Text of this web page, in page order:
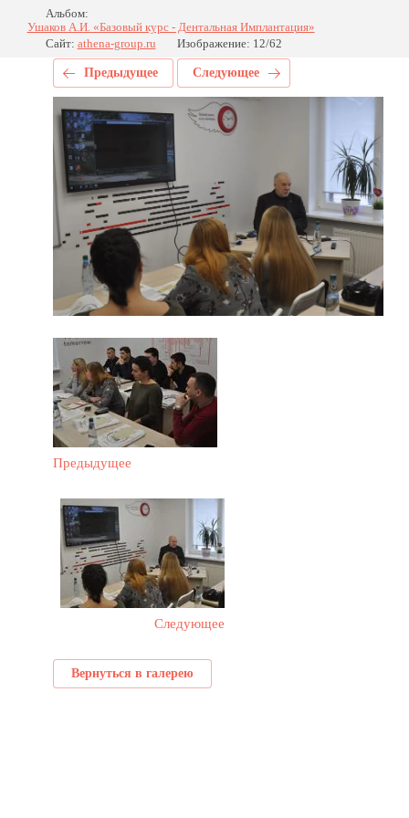
Альбом:
Ушаков А.И. «Базовый курс - Дентальная Имплантация»
Сайт: athena-group.ru Изображение: 12/62
Предыдущее Следующее
Предыдущее
Следующее
Вернуться в галерею